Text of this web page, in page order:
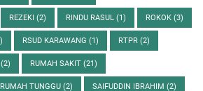
REZEKI (2) RINDU RASUL (1) ROKOK (3)
RSUD KARAWANG (1) RTPR (2)
(2) RUMAH SAKIT (21)
RUMAH TUNGGU (2) SAIFUDDIN IBRAHIM (2)